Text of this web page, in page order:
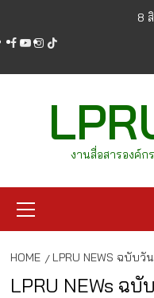
content
8
facebook
youtube
instagram
tiktok
งานสื่อสารองค์ก
Menu
HOME LPRU NEWS ฉบับ
LPRU NEWs ฉ